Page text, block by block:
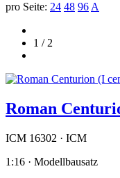
pro Seite: 24 48 96 A
1 / 2
Roman
ICM 16302 · ICM
1:16 · Modellbausatz